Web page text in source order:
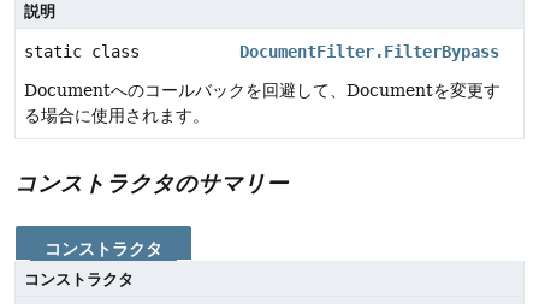
説明
static class
DocumentFilter.FilterBypass
Documentへのコールバックを回避して、Documentを変更す
る場合に使用されます。
コンストラクタのサマリー
コンストラクタ
コンストラクタ